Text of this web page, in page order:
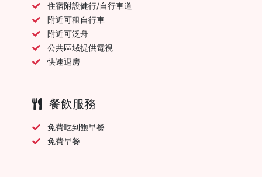
住宿附設健行/自行車道
附近可租自行車
附近可泛舟
公共區域提供電視
快速退房
餐飲服務
免費吃到飽早餐
免費早餐